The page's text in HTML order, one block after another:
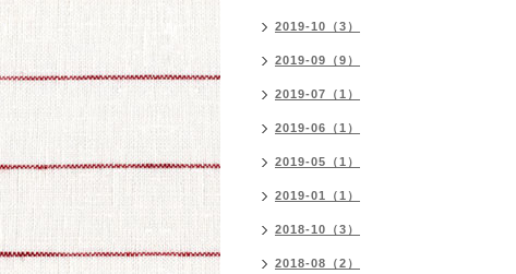
2019-10（3）
2019-09（9）
2019-07（1）
2019-06（1）
2019-05（1）
2019-01（1）
2018-10（3）
2018-08（2）